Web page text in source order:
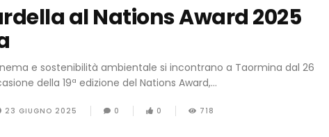
al Nations Award 2025
e sostenibilità ambientale si incontrano a Taormina dal 26
della 19ª edizione del Nations Award,...
23 GIUGNO 2025 0 0 718